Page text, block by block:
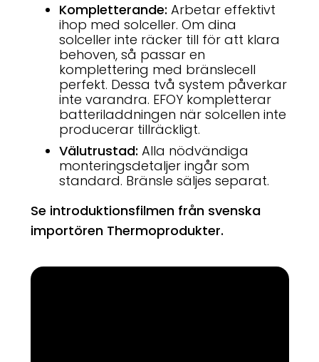
Kompletterande: Arbetar effektivt
ihop med solceller. Om dina
solceller inte räcker till för att klara
behoven, så passar en
komplettering med bränslecell
perfekt. Dessa två system påverkar
inte varandra. EFOY kompletterar
batteriladdningen när solcellen inte
producerar tillräckligt.
Välutrustad: Alla nödvändiga
monteringsdetaljer ingår som
standard. Bränsle säljes separat.
Se introduktionsfilmen från svenska
importören Thermoprodukter.